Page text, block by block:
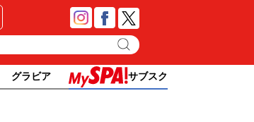
グラビア サブスク